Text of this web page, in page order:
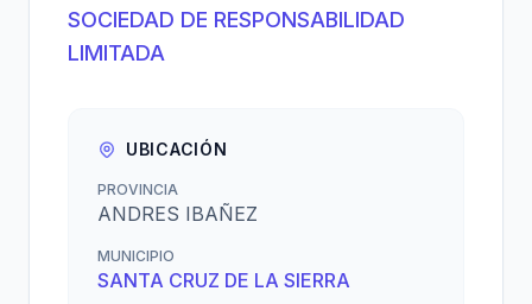
SOCIEDAD DE RESPONSABILIDAD
LIMITADA
UBICACIÓN
PROVINCIA
ANDRES IBAÑEZ
MUNICIPIO
SANTA CRUZ DE LA SIERRA